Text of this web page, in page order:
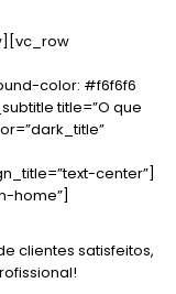
color: #f6f6f6
title=”O que
center”]
home”]
clientes satisfeitos,